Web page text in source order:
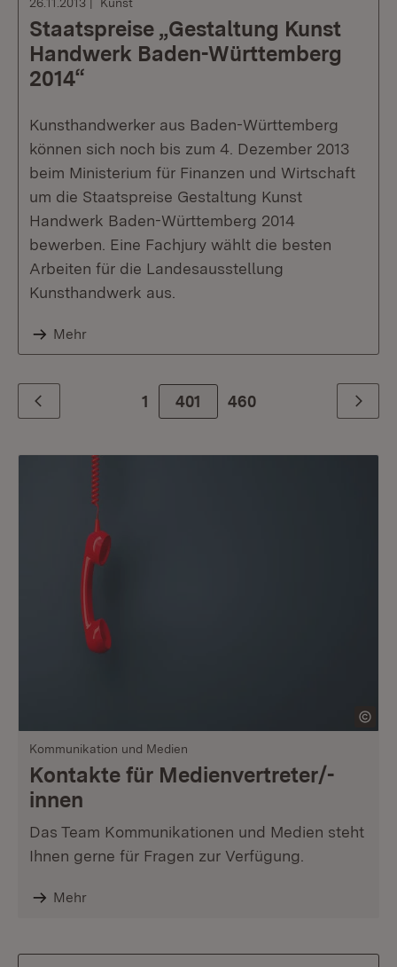
Staatspreise „Gestaltung Kunst
Handwerk Baden-Württemberg
2014“
Kunsthandwerker aus Baden-Württemberg
können sich noch bis zum 4. Dezember 2013
beim Ministerium für Finanzen und Wirtschaft
um die Staatspreise Gestaltung Kunst
Handwerk Baden-Württemberg 2014
bewerben. Eine Fachjury wählt die besten
Arbeiten für die Landesausstellung
Kunsthandwerk aus.
Mehr
Zurück 1 401 Zur letzte Seite
460 Weiter
Kommunikation und Medien
Kontakte für Medienvertreter/-
innen
Das Team Kommunikationen und Medien steht
Ihnen gerne für Fragen zur Verfügung.
Mehr